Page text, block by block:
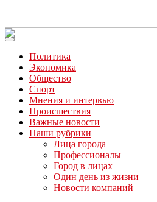
Читайте последние новости дня в
Политика
Экономика
Общество
Спорт
Мнения и интервью
Происшествия
Важные новости
Наши рубрики
Лица города
Профессионалы
Город в лицах
Один день из жизни
Новости компаний